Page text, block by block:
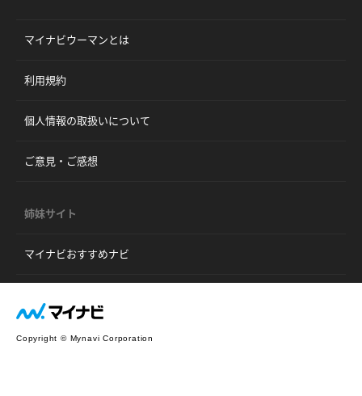
マイナビウーマンとは
利用規約
個人情報の取扱いについて
ご意見・ご感想
姉妹サイト
マイナビおすすめナビ
Copyright © Mynavi Corporation